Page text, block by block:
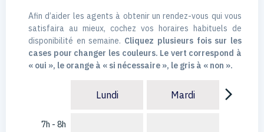
Afin d’aider les agents à obtenir un rendez-vous qui vous
satisfaira au mieux, cochez vos horaires habituels de
disponibilité en semaine. Cliquez plusieurs fois sur les
cases pour changer les couleurs. Le vert correspond à
« oui », le orange à « si nécessaire », le gris à « non ».
7h - 8h
Lundi Mardi arrow_forward_ios